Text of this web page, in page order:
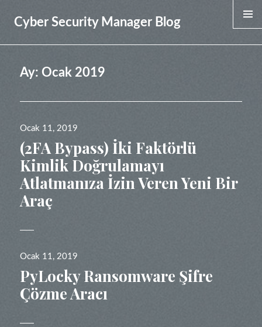
Cyber Security Manager Blog
Ay:Ocak 2019
Yayın
tarihi
Ocak 11, 2019
(2FA Bypass) İki Faktörlü
Kimlik Doğrulamayı
Atlatmanıza İzin Veren Yeni Bir
Araç
Yayın
tarihi
Ocak 11, 2019
PyLocky Ransomware Şifre
Çözme Aracı